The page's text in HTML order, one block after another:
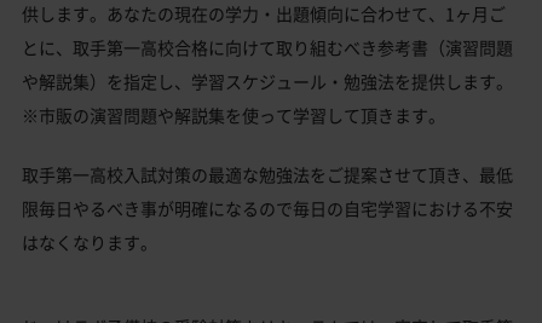
供します。あなたの現在の学力・出題傾向に合わせて、1ヶ月ご
とに、取手第一高校合格に向けて取り組むべき参考書（演習問題
や解説集）を指定し、学習スケジュール・勉強法を提供します。
※市販の演習問題や解説集を使って学習して頂きます。
取手第一高校入試対策の最適な勉強法をご提案させて頂き、最低
限毎日やるべき事が明確になるので毎日の自宅学習における不安
はなくなります。